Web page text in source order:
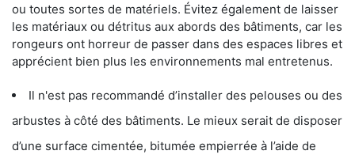
ou toutes sortes de matériels. Évitez également de laisser
les matériaux ou détritus aux abords des bâtiments, car les
rongeurs ont horreur de passer dans des espaces libres et
apprécient bien plus les environnements mal entretenus.
Il n'est pas recommandé d’installer des pelouses ou des
arbustes à côté des bâtiments. Le mieux serait de disposer
d’une surface cimentée, bitumée empierrée à l’aide de